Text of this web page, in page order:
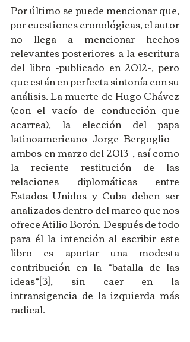
Por último se puede mencionar que,
por cuestiones cronológicas, el autor
no llega a mencionar hechos
relevantes posteriores a la escritura
del libro -publicado en 2012-, pero
que están en perfecta sintonía con su
análisis. La muerte de Hugo Chávez
(con el vacío de conducción que
acarrea), la elección del papa
latinoamericano Jorge Bergoglio -
ambos en marzo del 2013-, así como
la reciente restitución de las
relaciones diplomáticas entre
Estados Unidos y Cuba deben ser
analizados dentro del marco que nos
ofrece Atilio Borón. Después de todo
para él la intención al escribir este
libro es aportar una modesta
contribución en la “batalla de las
ideas”[3], sin caer en la
intransigencia de la izquierda más
radical.